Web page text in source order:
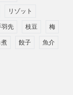
リゾット
羽先 枝豆 梅
餃子 魚介